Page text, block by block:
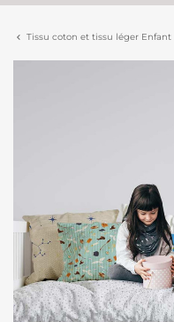
Tissu coton et tissu léger Enfant